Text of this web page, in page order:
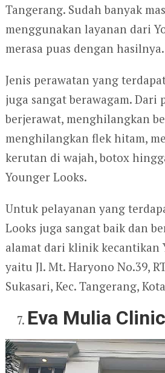
Tangerang. Sudah banyak
menggunakan layanan dari
merasa puas dengan hasilnya.
Jenis perawatan yang
juga sangat berawagam. Dari
berjerawat, menghilangkan
menghilangkan flek hitam,
kerutan di wajah, botox
Younger Looks.
Untuk pelayanan yang
Looks juga sangat baik dan
alamat dari klinik kecantikan
yaitu Jl. Mt. Haryono No.39,
Sukasari, Kec. Tangerang,
Eva Mulia